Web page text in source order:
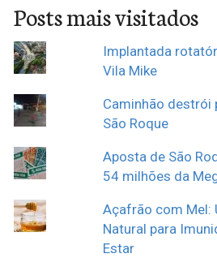
Posts mais visitados
Implantada
Vila Mike
Caminhão destrói
São Roque
Aposta de São
54 milhões da
Açafrão com Mel:
Natural para
Estar